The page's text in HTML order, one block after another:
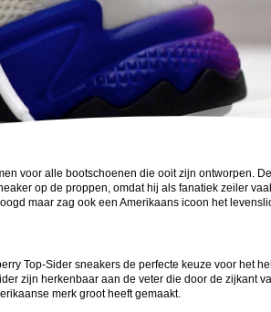
voor alle bootschoenen die ooit zijn ontworpen.
op de proppen, omdat hij als fanatiek zeiler
maar zag ook een Amerikaans icoon het
Top-Sider sneakers de perfecte keuze voor het
zijn herkenbaar aan de veter die door de zijkant
merk groot heeft gemaakt.